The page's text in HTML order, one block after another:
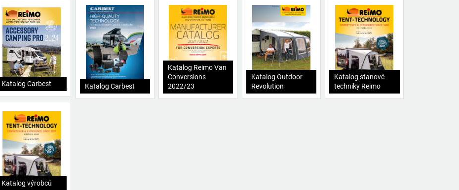
Katalog Carbest Katalog Carbest
Katalog Reimo Van
Conversions
2022/23
Katalog Outdoor
Revolution
Katalog stanové
techniky Reimo
Katalog výrobců